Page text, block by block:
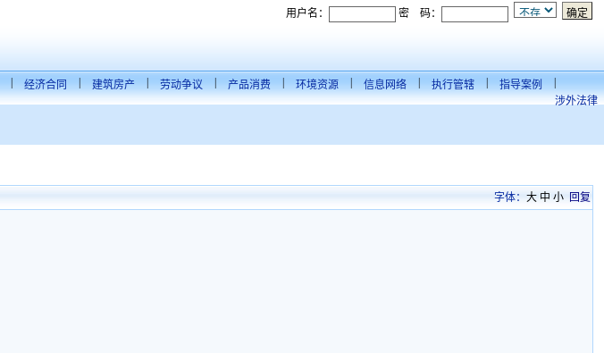
用户名：
密 码：
经济合同 建筑房产 劳动争议 产品消费 环境资源 信息网络 执行管辖 指导案例
涉外法律
字体： 大 中 小 回复